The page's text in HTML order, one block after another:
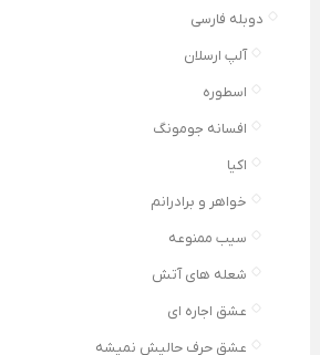
دوبله فارسی
آلپ ارسلان
اسطوره
افسانه جومونگ
اکیا
خواهر و برادرانم
سیب ممنوعه
شعله های آتش
عشق اجاره ای
عشق حرف حالیش نمیشه